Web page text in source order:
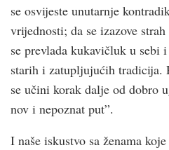
se osvijeste unutarnje
vrijednosti; da se izazove
se prevlada kukavičluk u sebi
starih i zatupljujućih
se učini korak dalje od dobro
nov i nepoznat put”.
I naše iskustvo sa ženama